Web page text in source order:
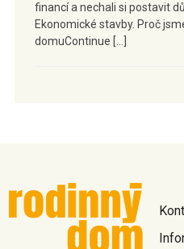
financí a nechali si postavit
Ekonomické stavby. Proč
domuContinue […]